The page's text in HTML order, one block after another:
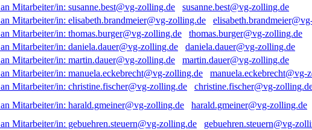
susanne.best@vg-zolling.de
thomas.burger@vg-zolling.de
daniela.dauer@vg-zolling.de
martin.dauer@vg-zolling.de
manuela.eckebrecht@vg-
christine.fischer@vg-
harald.gmeiner@vg-zolling.de
gebuehren.steuern@vg-